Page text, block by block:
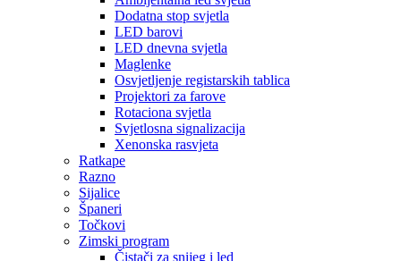
Dodatna stop svjetla
LED barovi
LED dnevna svjetla
Maglenke
Osvjetljenje registarskih tablica
Projektori za farove
Rotaciona svjetla
Svjetlosna signalizacija
Xenonska rasvjeta
Ratkape
Razno
Sijalice
Španeri
Točkovi
Zimski program
Čistači za snijeg i led